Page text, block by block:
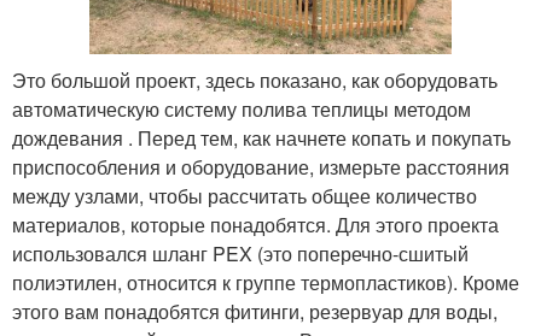
Это большой проект, здесь показано, как оборудовать
автоматическую систему полива теплицы методом
дождевания . Перед тем, как начнете копать и покупать
приспособления и оборудование, измерьте расстояния
между узлами, чтобы рассчитать общее количество
материалов, которые понадобятся. Для этого проекта
использовался шланг PEX (это поперечно-сшитый
полиэтилен, относится к группе термопластиков). Кроме
этого вам понадобятся фитинги, резервуар для воды,